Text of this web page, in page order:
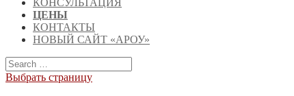
КОНСУЛЬТАЦИЯ
ЦЕНЫ
КОНТАКТЫ
НОВЫЙ САЙТ «АРОУ»
Выбрать страницу